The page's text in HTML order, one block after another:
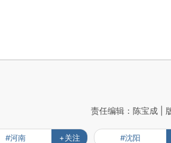
责任编辑：陈宝成 |
#河南 +关注 #沈阳